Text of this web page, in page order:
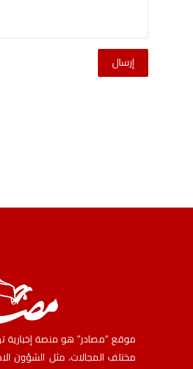
إرسال
موقع “مصادر” هو منصة إخبارية
مختلف المجالات، مثل الشؤون